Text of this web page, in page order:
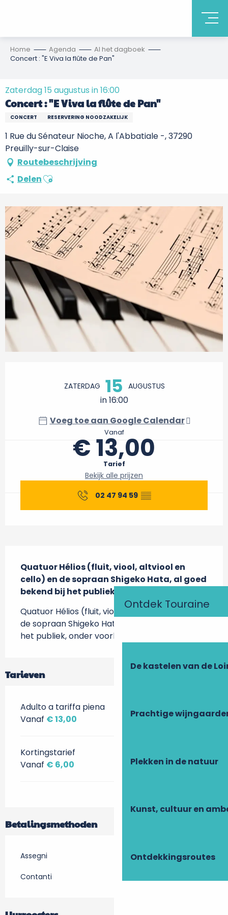
Ontdek Touraine
De kastelen van de
Prachtige
Plekken in de natuur
Kunst, cultuur en
Ontdekkingsroutes
Home Agenda
Al het dagboek
Concert : "E Viva la flûte de Pan"
Zaterdag 15 augustus in 16:00
Concert : "E Viva la flûte de Pan"
CONCERT RESERVERING NOODZAKELIJK
1 Rue du Sénateur Nioche, A l'Abbatiale -, 37290
Preuilly-sur-Claise
Routebeschrijving
DelenAjouter aux favoris
ZATERDAG 15 AUGUSTUS
in 16:00
Voeg toe aan Google Calendar
Vanaf
€ 13,00
Tarief
Bekijk alle prijzen
02 47 94 59 ▒▒
Quatuor Hélios (fluit, viool, altviool en
cello) en de sopraan Shigeko Hata, al goed
bekend bij het publiek, onder voorbehoud.
Quatuor Hélios (fluit, viool, altviool en cello) en
de sopraan Shigeko Hata, al goed bekend bij
het publiek, onder voorbehoud.
Tarieven
Adulto a tariffa piena
Vanaf € 13,00
Kortingstarief
Vanaf € 6,00
Betalingsmethoden
Assegni
Contanti